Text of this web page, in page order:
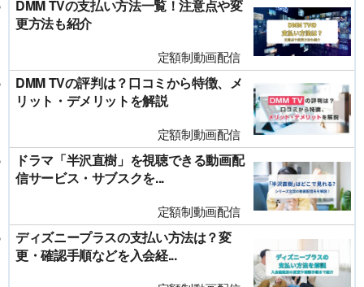
DMM TVの支払い方法一覧！注意点や変
更方法も紹介
定額制動画配信
DMM TVの評判は？口コミから特徴、メ
リット・デメリットを解説
定額制動画配信
ドラマ「半沢直樹」を視聴できる動画配
信サービス・サブスクを...
定額制動画配信
ディズニープラスの支払い方法は？変
更・確認手順などを入会経...